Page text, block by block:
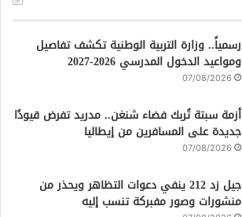
رسمياً.. وزارة التربية الوطنية تكشف تفاصيل
ومواعيد الدخول المدرسي 2026-2027
07/08/2026
أزمة سبتة تُربك فضاء شنغن.. مدريد تفرض قيودًا
جديدة على المسافرين من إيطاليا
07/08/2026
جيل زد 212 ينفي دعوات التظاهر ويحذر من
منشورات وصور مفبركة تنسب إليه